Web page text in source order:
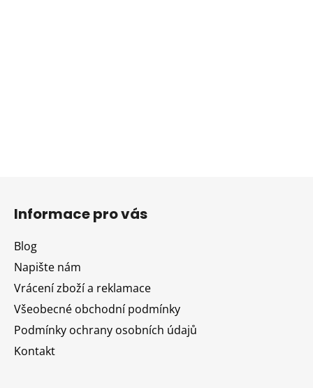
Informace pro vás
Blog
Napište nám
Vrácení zboží a reklamace
Všeobecné obchodní podmínky
Podmínky ochrany osobních údajů
Kontakt